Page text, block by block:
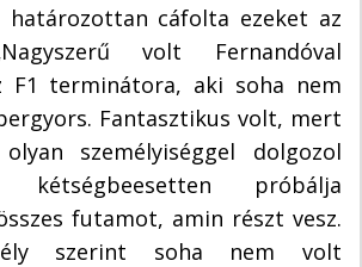
határozottan cáfolta ezeket az
volt Fernandóval
F1 terminátora, aki soha nem
Fantasztikus volt, mert
személyiséggel dolgozol
próbálja
futamot, amin részt vesz.
szerint soha nem volt